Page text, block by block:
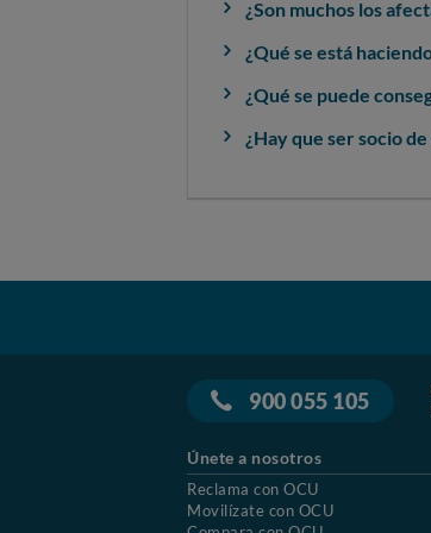
¿Son muchos los
¿Qué se está
¿Qué se puede
¿Hay que ser socio
900 055 105
Únete a nosotros
Reclama con OCU
Movilízate con OCU